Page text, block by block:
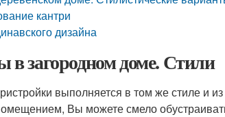
кантри
дизайна
в загородном доме. Стили
выполняется в том же стиле и
Вы можете смело